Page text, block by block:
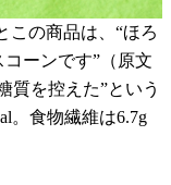
この商品は、“ほろ
ーンです”（原文
質を控えた”という
。食物繊維は6.7g